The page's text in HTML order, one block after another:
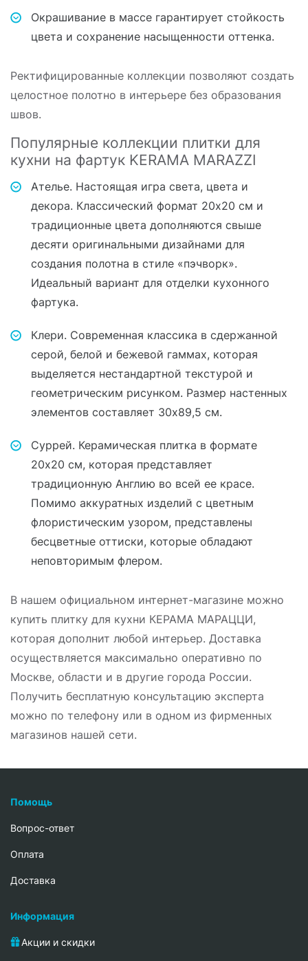
Окрашивание в массе гарантирует стойкость
цвета и сохранение насыщенности оттенка.
Ректифицированные коллекции позволяют создать
целостное полотно в интерьере без образования
швов.
Популярные коллекции плитки для
кухни на фартук KERAMA MARAZZI
Ателье. Настоящая игра света, цвета и
декора. Классический формат 20х20 см и
традиционные цвета дополняются свыше
десяти оригинальными дизайнами для
создания полотна в стиле «пэчворк».
Идеальный вариант для отделки кухонного
фартука.
Клери. Современная классика в сдержанной
серой, белой и бежевой гаммах, которая
выделяется нестандартной текстурой и
геометрическим рисунком. Размер настенных
элементов составляет 30х89,5 см.
Суррей. Керамическая плитка в формате
20х20 см, которая представляет
традиционную Англию во всей ее красе.
Помимо аккуратных изделий с цветным
флористическим узором, представлены
бесцветные оттиски, которые обладают
неповторимым флером.
В нашем официальном интернет-магазине можно
купить плитку для кухни КЕРАМА МАРАЦЦИ,
которая дополнит любой интерьер. Доставка
осуществляется максимально оперативно по
Москве, области и в другие города России.
Получить бесплатную консультацию эксперта
можно по телефону или в одном из фирменных
магазинов нашей сети.
Помощь
Вопрос-ответ
Oплата
Доставка
Информация
Акции и скидки